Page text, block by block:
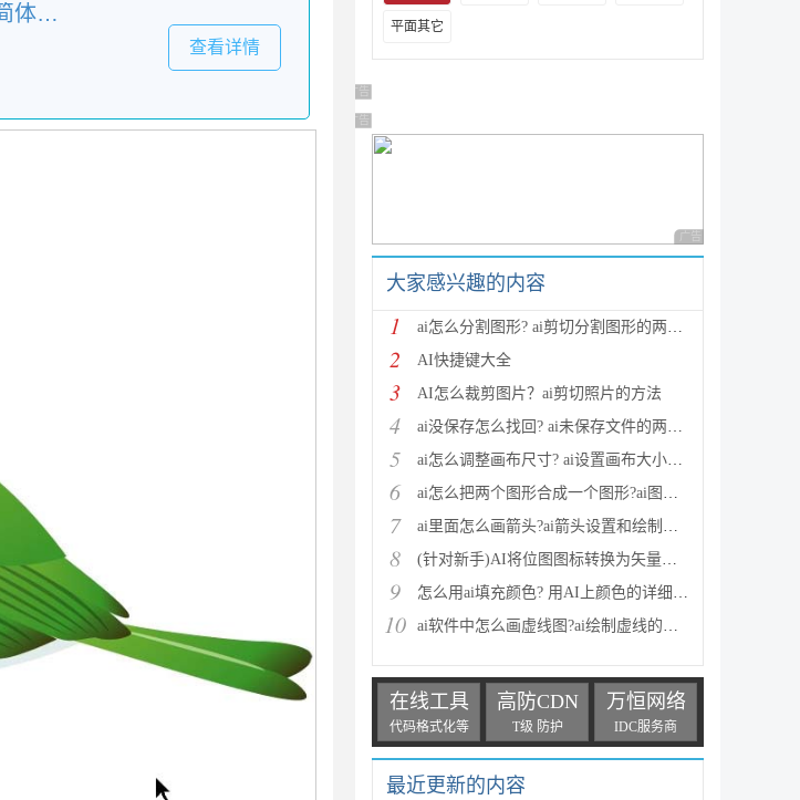
Adobe Illustrator CC(AI软件) 2018 v22.0.0 简体中文安装版
查看详情
平面其它
广告 商业广告，理性选择
广告 商业广告，理性选择
广告 商业广告，理性
大家感兴趣的内容
1 ai怎么分割图形? ai剪切分割图形的两种教程
2 AI快捷键大全
3 AI怎么裁剪图片？ai剪切照片的方法
4 ai没保存怎么找回? ai未保存文件的两种找回方法
5 ai怎么调整画布尺寸? ai设置画布大小的两种方法
6 ai怎么把两个图形合成一个图形?ai图形合并两种方法介
7 ai里面怎么画箭头?ai箭头设置和绘制方法
8 (针对新手)AI将位图图标转换为矢量图方法
9 怎么用ai填充颜色? 用AI上颜色的详细教程
10 ai软件中怎么画虚线图?ai绘制虚线的详细教程
在线工具
代码格式化等
高防CDN
T级 防护
万恒网络
IDC服务商
最近更新的内容